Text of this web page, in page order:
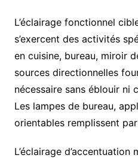
L’éclairage fonctionnel
s’exercent des activités
en cuisine, bureau, miroir
sources directionnelles
nécessaire sans éblouir ni
Les lampes de bureau,
orientables remplissent
L’éclairage d’accentuation